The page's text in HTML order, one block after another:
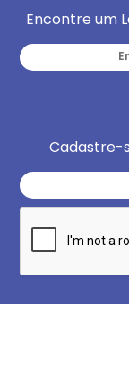
Encontre um
Cadastre-